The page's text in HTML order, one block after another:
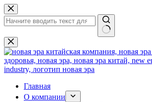
Перейти
к
сути
Ничего
не
найдено
Главная
О компании